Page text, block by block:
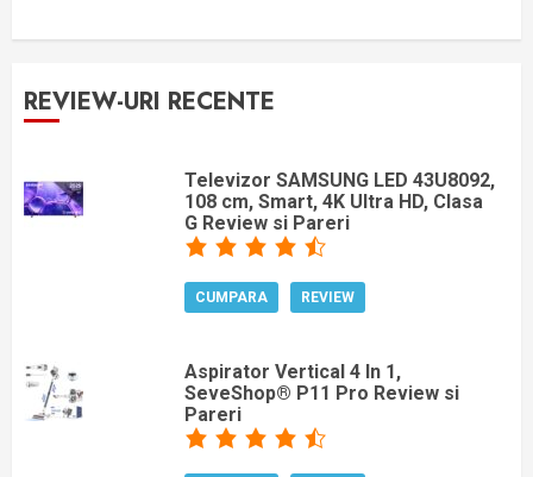
REVIEW-URI RECENTE
Televizor SAMSUNG LED 43U8092,
108 cm, Smart, 4K Ultra HD, Clasa
G Review si Pareri
CUMPARA REVIEW
Aspirator Vertical 4 In 1,
SeveShop® P11 Pro Review si
Pareri